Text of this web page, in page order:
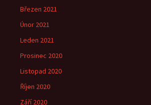
Březen 2021
Únor 2021
Leden 2021
Prosinec 2020
Listopad 2020
Říjen 2020
Září 2020